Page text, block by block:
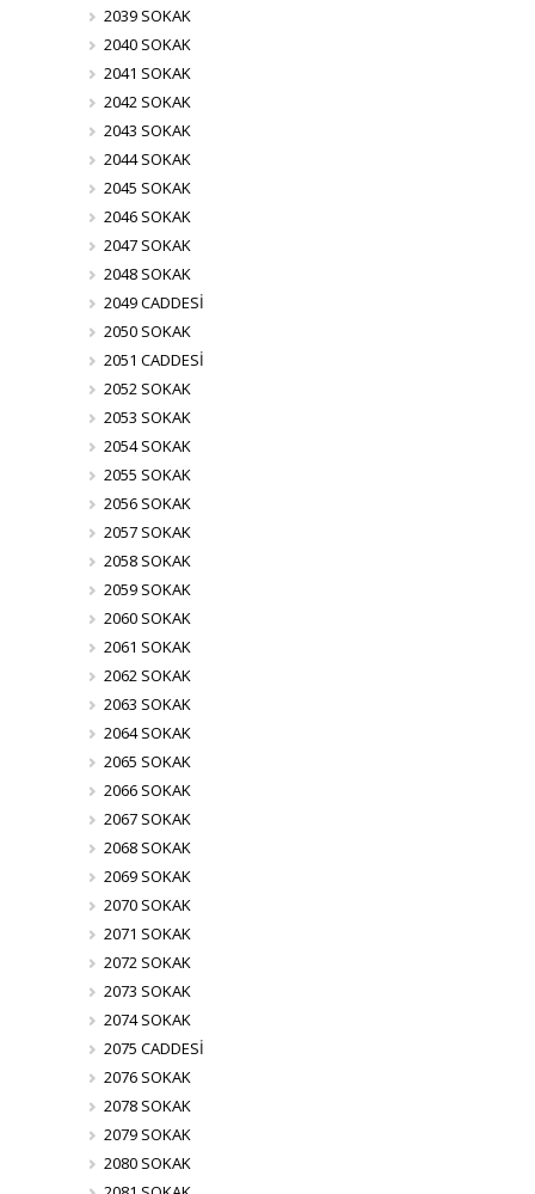
2039 SOKAK
2040 SOKAK
2041 SOKAK
2042 SOKAK
2043 SOKAK
2044 SOKAK
2045 SOKAK
2046 SOKAK
2047 SOKAK
2048 SOKAK
2049 CADDESİ
2050 SOKAK
2051 CADDESİ
2052 SOKAK
2053 SOKAK
2054 SOKAK
2055 SOKAK
2056 SOKAK
2057 SOKAK
2058 SOKAK
2059 SOKAK
2060 SOKAK
2061 SOKAK
2062 SOKAK
2063 SOKAK
2064 SOKAK
2065 SOKAK
2066 SOKAK
2067 SOKAK
2068 SOKAK
2069 SOKAK
2070 SOKAK
2071 SOKAK
2072 SOKAK
2073 SOKAK
2074 SOKAK
2075 CADDESİ
2076 SOKAK
2078 SOKAK
2079 SOKAK
2080 SOKAK